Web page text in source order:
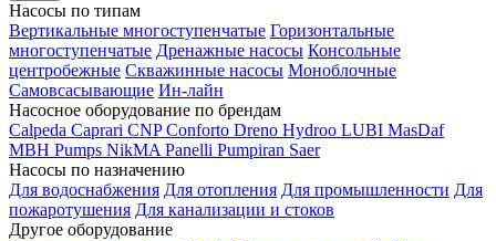
Насосы по типам
Вертикальные многоступенчатые Горизонтальные
многоступенчатые Дренажные насосы Консольные
центробежные Скважинные насосы Моноблочные
Самовсасывающие Ин-лайн
Насосное оборудование по брендам
Calpeda Caprari CNP Conforto Dreno Hydroo LUBI MasDaf
MBH Pumps NikMA Panelli Pumpiran Saer
Насосы по назначению
Для водоснабжения Для отопления Для промышленности Для
пожаротушения Для канализации и стоков
Другое оборудование